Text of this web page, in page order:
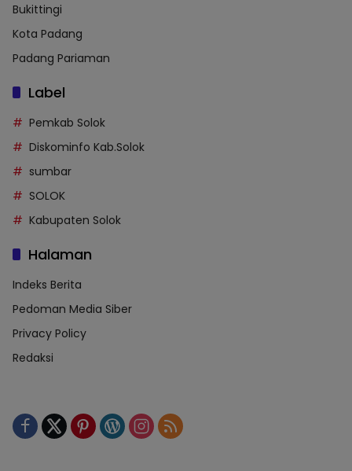
Bukittingi
Kota Padang
Padang Pariaman
Label
Pemkab Solok
Diskominfo Kab.Solok
sumbar
SOLOK
Kabupaten Solok
Halaman
Indeks Berita
Pedoman Media Siber
Privacy Policy
Redaksi